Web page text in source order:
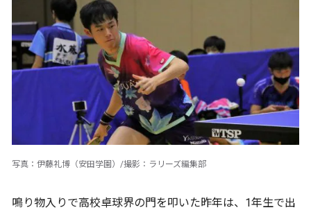
写真：伊藤礼博（安田学園）/撮影：ラリーズ編集部
鳴り物入りで高校卓球界の門を叩いた昨年は、1年生で出